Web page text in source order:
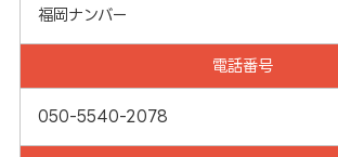
福岡ナンバー
電話番号
050-5540-2078